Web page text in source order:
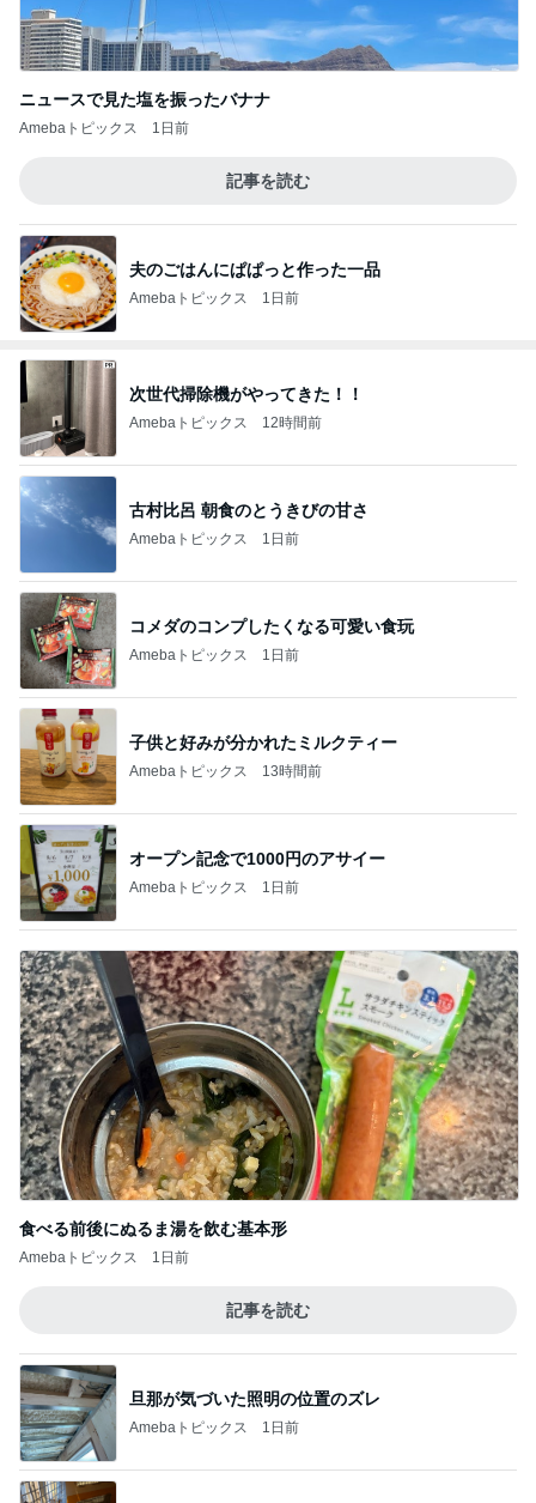
ニュースで見た塩を振ったバナナ
Amebaトピックス 1日前
記事を読む
夫のごはんにぱぱっと作った一品
Amebaトピックス 1日前
次世代掃除機がやってきた！！
Amebaトピックス 12時間前
古村比呂 朝食のとうきびの甘さ
Amebaトピックス 1日前
コメダのコンプしたくなる可愛い食玩
Amebaトピックス 1日前
子供と好みが分かれたミルクティー
Amebaトピックス 13時間前
オープン記念で1000円のアサイー
Amebaトピックス 1日前
食べる前後にぬるま湯を飲む基本形
Amebaトピックス 1日前
記事を読む
旦那が気づいた照明の位置のズレ
Amebaトピックス 1日前